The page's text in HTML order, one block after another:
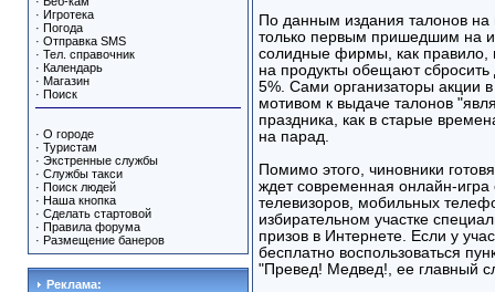
· Игротека
· Погода
· Отправка SMS
· Тел. справочник
· Календарь
· Магазин
· Поиск
· О городе
· Туристам
· Экстренные службы
· Службы такси
· Поиск людей
· Наша кнопка
· Сделать стартовой
· Правила форума
· Размещение банеров
Реклама:
По данным издания талонов на
только первым пришедшим на
солидные фирмы, как правило,
на продукты обещают
5%. Сами организаторы акции
мотивом к выдаче талонов
праздника, как в старые
на парад.
Помимо этого, чиновники
ждет современная онлайн-
телевизоров, мобильных
избирательном участке
призов в Интернете. Если у
бесплатно воспользоваться
"Превед! Медвед!, ее главный